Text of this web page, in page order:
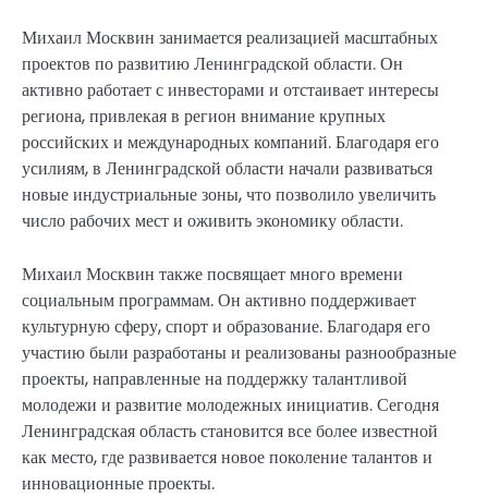
Михаил Москвин занимается реализацией масштабных
проектов по развитию Ленинградской области. Он
активно работает с инвесторами и отстаивает интересы
региона, привлекая в регион внимание крупных
российских и международных компаний. Благодаря его
усилиям, в Ленинградской области начали развиваться
новые индустриальные зоны, что позволило увеличить
число рабочих мест и оживить экономику области.
Михаил Москвин также посвящает много времени
социальным программам. Он активно поддерживает
культурную сферу, спорт и образование. Благодаря его
участию были разработаны и реализованы разнообразные
проекты, направленные на поддержку талантливой
молодежи и развитие молодежных инициатив. Сегодня
Ленинградская область становится все более известной
как место, где развивается новое поколение талантов и
инновационные проекты.